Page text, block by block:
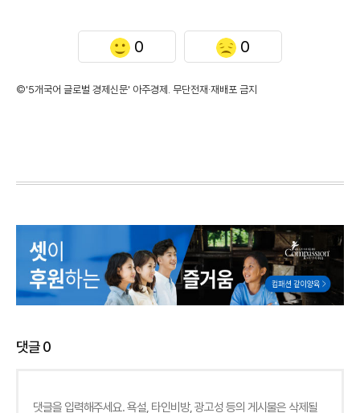
0 0
©'5개국어 글로벌 경제신문' 아주경제. 무단전재·재배포 금지
댓글0